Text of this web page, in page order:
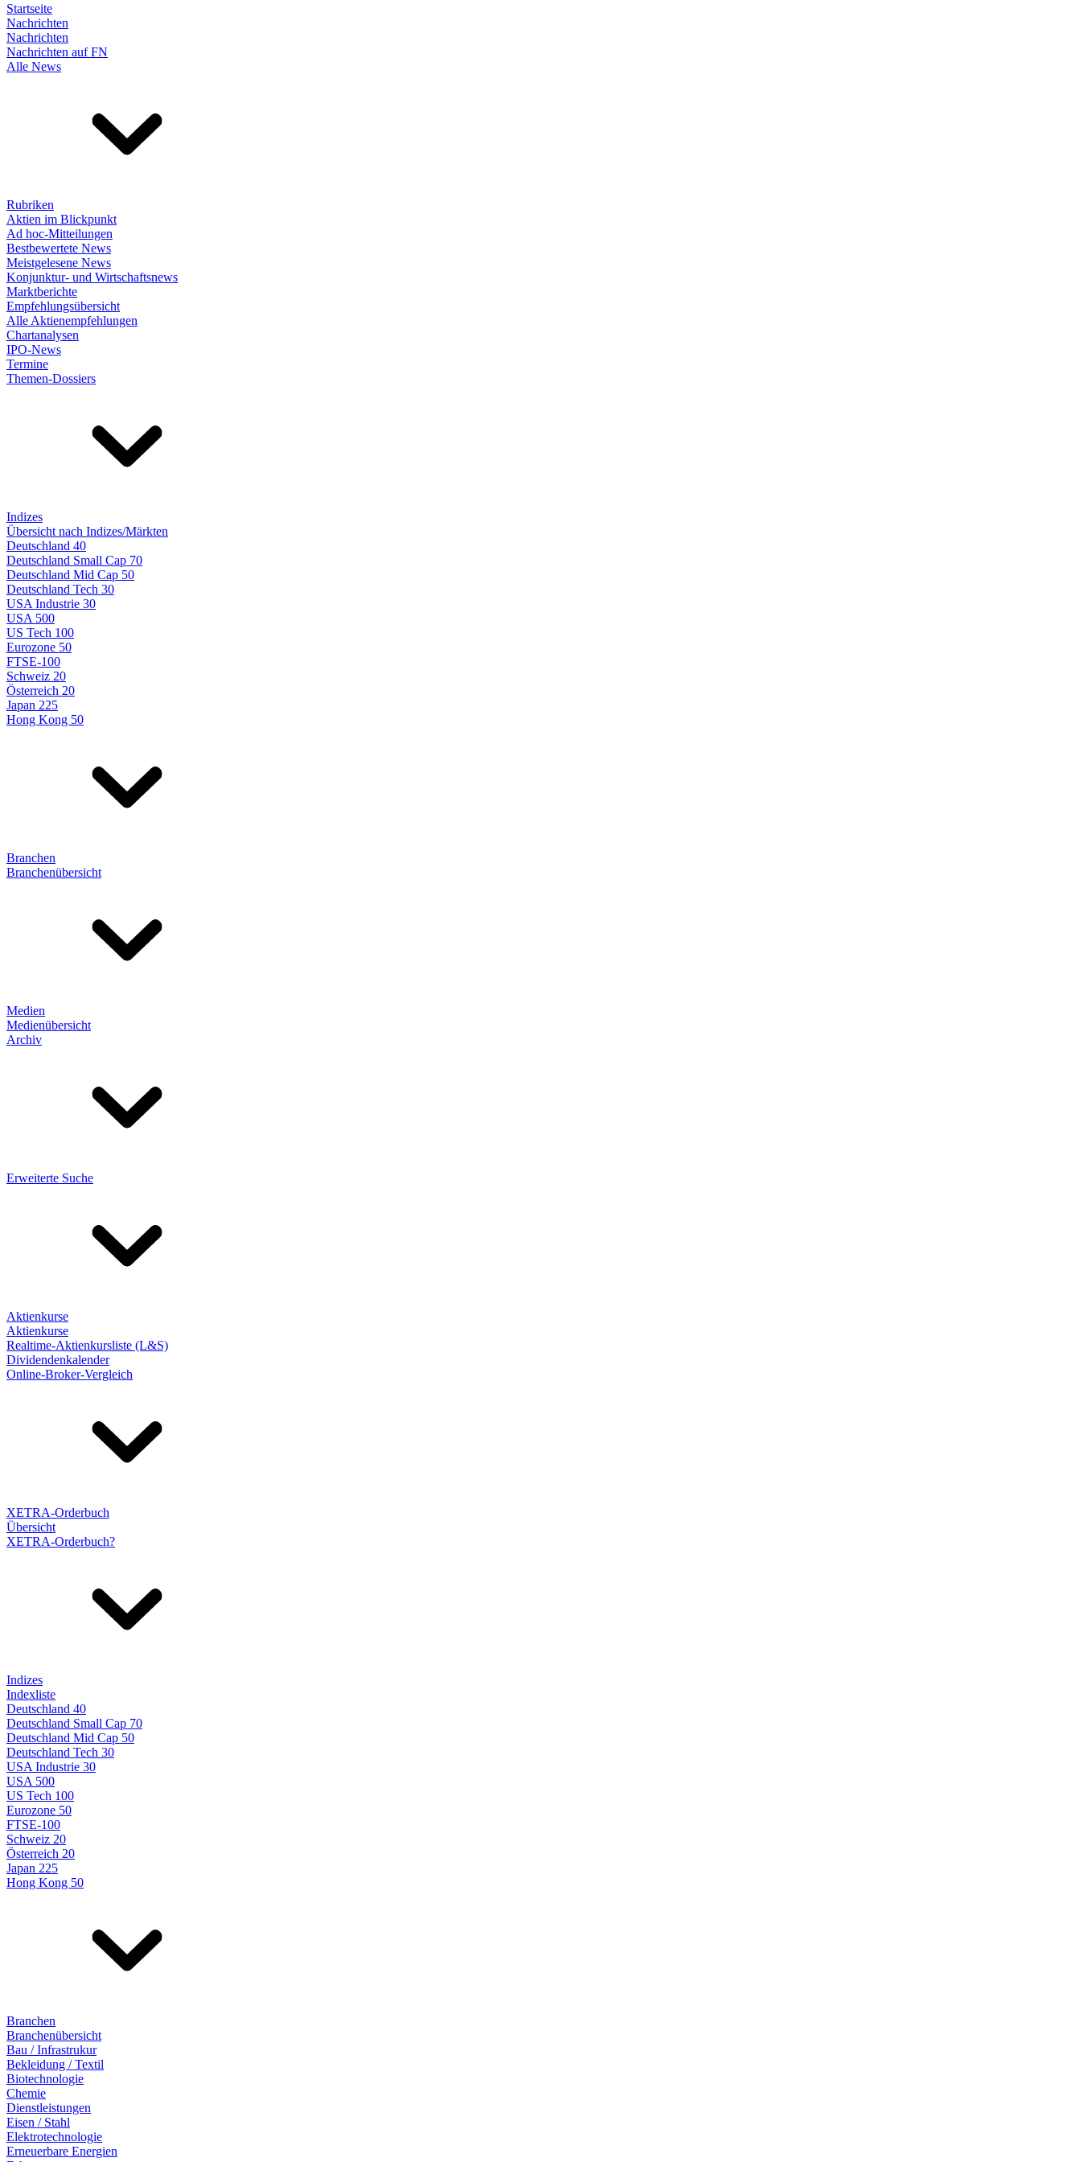
Startseite
Nachrichten
Nachrichten
Nachrichten auf FN
Alle News
Rubriken
Aktien im Blickpunkt
Ad hoc-Mitteilungen
Bestbewertete News
Meistgelesene News
Konjunktur- und Wirtschaftsnews
Marktberichte
Empfehlungsübersicht
Alle Aktienempfehlungen
Chartanalysen
IPO-News
Termine
Themen-Dossiers
Indizes
Übersicht nach Indizes/Märkten
Deutschland 40
Deutschland Small Cap 70
Deutschland Mid Cap 50
Deutschland Tech 30
USA Industrie 30
USA 500
US Tech 100
Eurozone 50
FTSE-100
Schweiz 20
Österreich 20
Japan 225
Hong Kong 50
Branchen
Branchenübersicht
Medien
Medienübersicht
Archiv
Erweiterte Suche
Aktienkurse
Aktienkurse
Realtime-Aktienkursliste (L&S)
Dividendenkalender
Online-Broker-Vergleich
XETRA-Orderbuch
Übersicht
XETRA-Orderbuch?
Indizes
Indexliste
Deutschland 40
Deutschland Small Cap 70
Deutschland Mid Cap 50
Deutschland Tech 30
USA Industrie 30
USA 500
US Tech 100
Eurozone 50
FTSE-100
Schweiz 20
Österreich 20
Japan 225
Hong Kong 50
Branchen
Branchenübersicht
Bau / Infrastrukur
Bekleidung / Textil
Biotechnologie
Chemie
Dienstleistungen
Eisen / Stahl
Elektrotechnologie
Erneuerbare Energien